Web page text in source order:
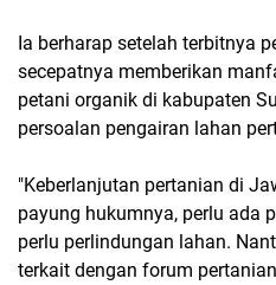
Ia berharap setelah terbitnya
secepatnya memberikan
petani organik di kabupaten
persoalan pengairan lahan
"Keberlanjutan pertanian di
payung hukumnya, perlu ada
perlu perlindungan lahan.
terkait dengan forum